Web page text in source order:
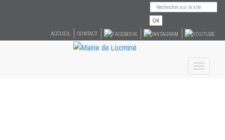
OK
ACCUEIL
CONTACT
Toggle